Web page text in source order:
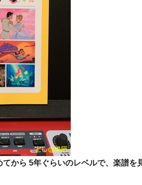
てから 5年ぐらいのレベルで、楽譜